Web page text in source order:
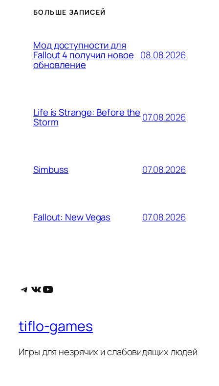
БОЛЬШЕ ЗАПИСЕЙ
Мод доступности для
Fallout 4 получил новое
обновление
08.08.2026
Life is Strange: Before the
Storm 07.08.2026
Simbuss 07.08.2026
Fallout: New Vegas 07.08.2026
Telegram
ВКонтакте
YouTube
tiflo-games
Игры для незрячих и слабовидящих людей